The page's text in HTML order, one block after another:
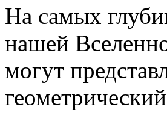
На самых
нашей
могут